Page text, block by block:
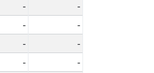
-
-
-
-
-
-
-
-